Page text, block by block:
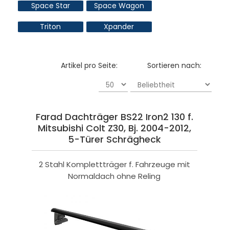
Space Star Space Wagon
Triton Xpander
Sortieren nach:
Artikel pro Seite:
Farad Dachträger BS22 Iron2 130 f.
Mitsubishi Colt Z30, Bj. 2004-2012,
5-Türer Schrägheck
2 Stahl Komplettträger f. Fahrzeuge mit
Normaldach ohne Reling